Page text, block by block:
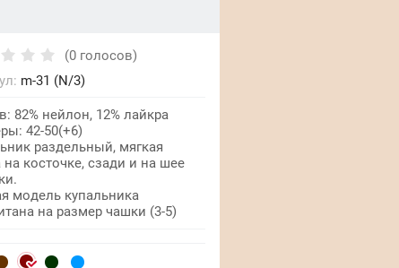
(0 голосов)
m-31 (N/3)
82% нейлон, 12% лайкра
42-50(+6)
раздельный, мягкая
косточке, сзади и на шее
модель купальника
на размер чашки (3-5)